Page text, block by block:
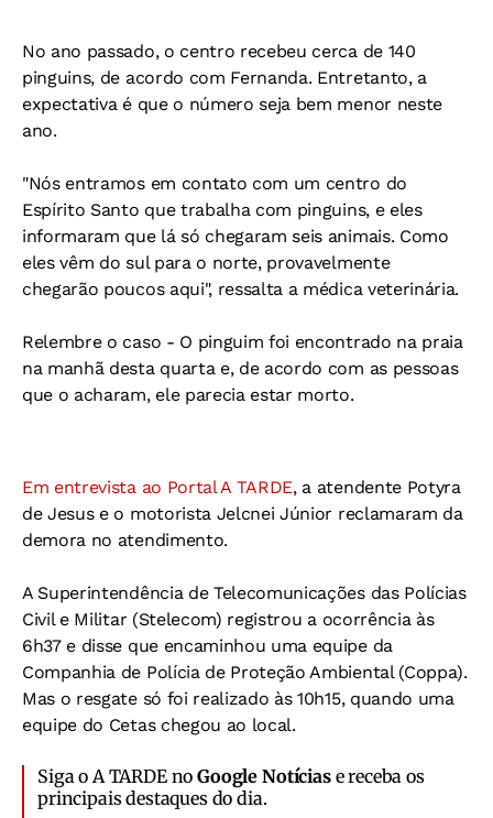
No ano passado, o centro recebeu cerca de 140
pinguins, de acordo com Fernanda. Entretanto, a
expectativa é que o número seja bem menor neste
ano.
"Nós entramos em contato com um centro do
Espírito Santo que trabalha com pinguins, e eles
informaram que lá só chegaram seis animais. Como
eles vêm do sul para o norte, provavelmente
chegarão poucos aqui", ressalta a médica veterinária.
Relembre o caso - O pinguim foi encontrado na praia
na manhã desta quarta e, de acordo com as pessoas
que o acharam, ele parecia estar morto.
Em entrevista ao Portal A TARDE, a atendente Potyra
de Jesus e o motorista Jelcnei Júnior reclamaram da
demora no atendimento.
A Superintendência de Telecomunicações das Polícias
Civil e Militar (Stelecom) registrou a ocorrência às
6h37 e disse que encaminhou uma equipe da
Companhia de Polícia de Proteção Ambiental (Coppa).
Mas o resgate só foi realizado às 10h15, quando uma
equipe do Cetas chegou ao local.
Siga o A TARDE noGoogle Notíciase receba os
principais destaques do dia.